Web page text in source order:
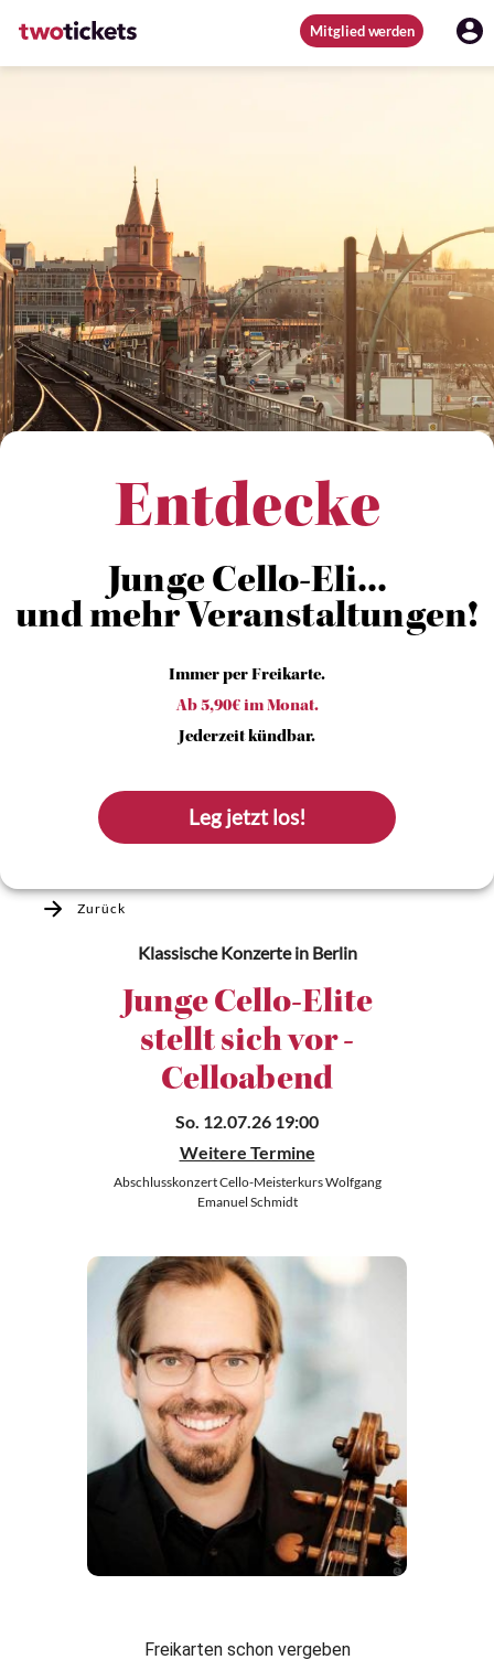
Mitglied werden
Entdecke
Junge Cello-Eli...
und mehr Veranstaltungen!
Immer per Freikarte.
Ab 5,90€ im Monat.
Jederzeit kündbar.
Leg jetzt los!
Zurück
Klassische Konzertein Berlin
Junge Cello-Elite
stellt sich vor -
Celloabend
So. 12.07.26 19:00
Weitere Termine
Abschlusskonzert Cello-Meisterkurs Wolfgang
Emanuel Schmidt
Freikarten schon vergeben